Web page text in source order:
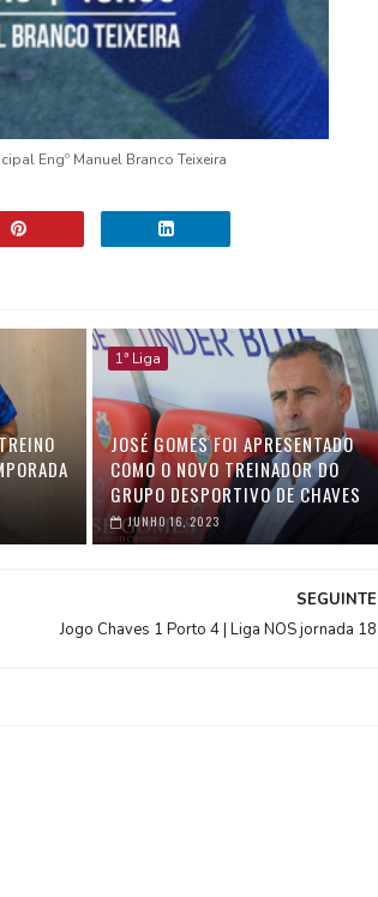
Engº Manuel Branco Teixeira
1ª Liga
JOSÉ GOMES FOI APRESENTADO
COMO O NOVO TREINADOR DO
GRUPO DESPORTIVO DE CHAVES
JUNHO 16, 2023
SEGUINTE
Jogo Chaves 1 Porto 4 | Liga NOS jornada 18